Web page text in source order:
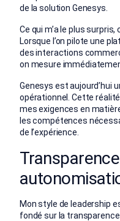
de la solution Genesys.
Ce qui m’a le plus surpris,
Lorsque l’on pilote une
des interactions
on mesure
Genesys est aujourd’hui
opérationnel. Cette
mes exigences en
les compétences
de l’expérience.
Mon style de leadership
fondé sur la